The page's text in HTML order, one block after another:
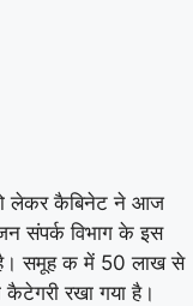
लेकर कैबिनेट ने आज
संपर्क विभाग के इस
है। समूह क में 50 लाख से
रखा गया है।